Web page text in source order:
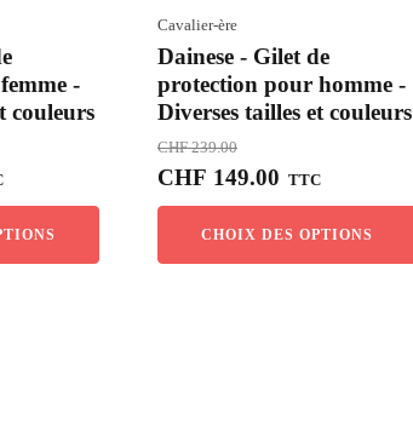
-
couleurs
Cavalier-ère
Dainese - Gilet de
protection pour homme -
Diverses tailles et couleurs
CHF239.00
Le
prix
initial
était :
CHF 149.00 Le
prix
actuel
est :
TTC
CHOIX DES OPTIONS